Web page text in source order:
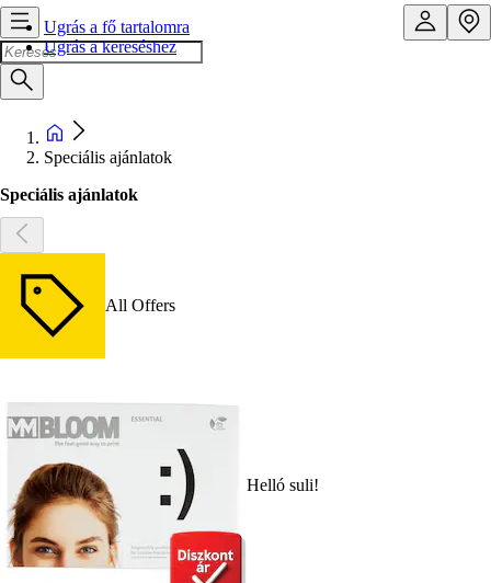
Ugrás a fő tartalomra
Ugrás a kereséshez
Speciális ajánlatok
Speciális ajánlatok
All Offers
Helló suli!